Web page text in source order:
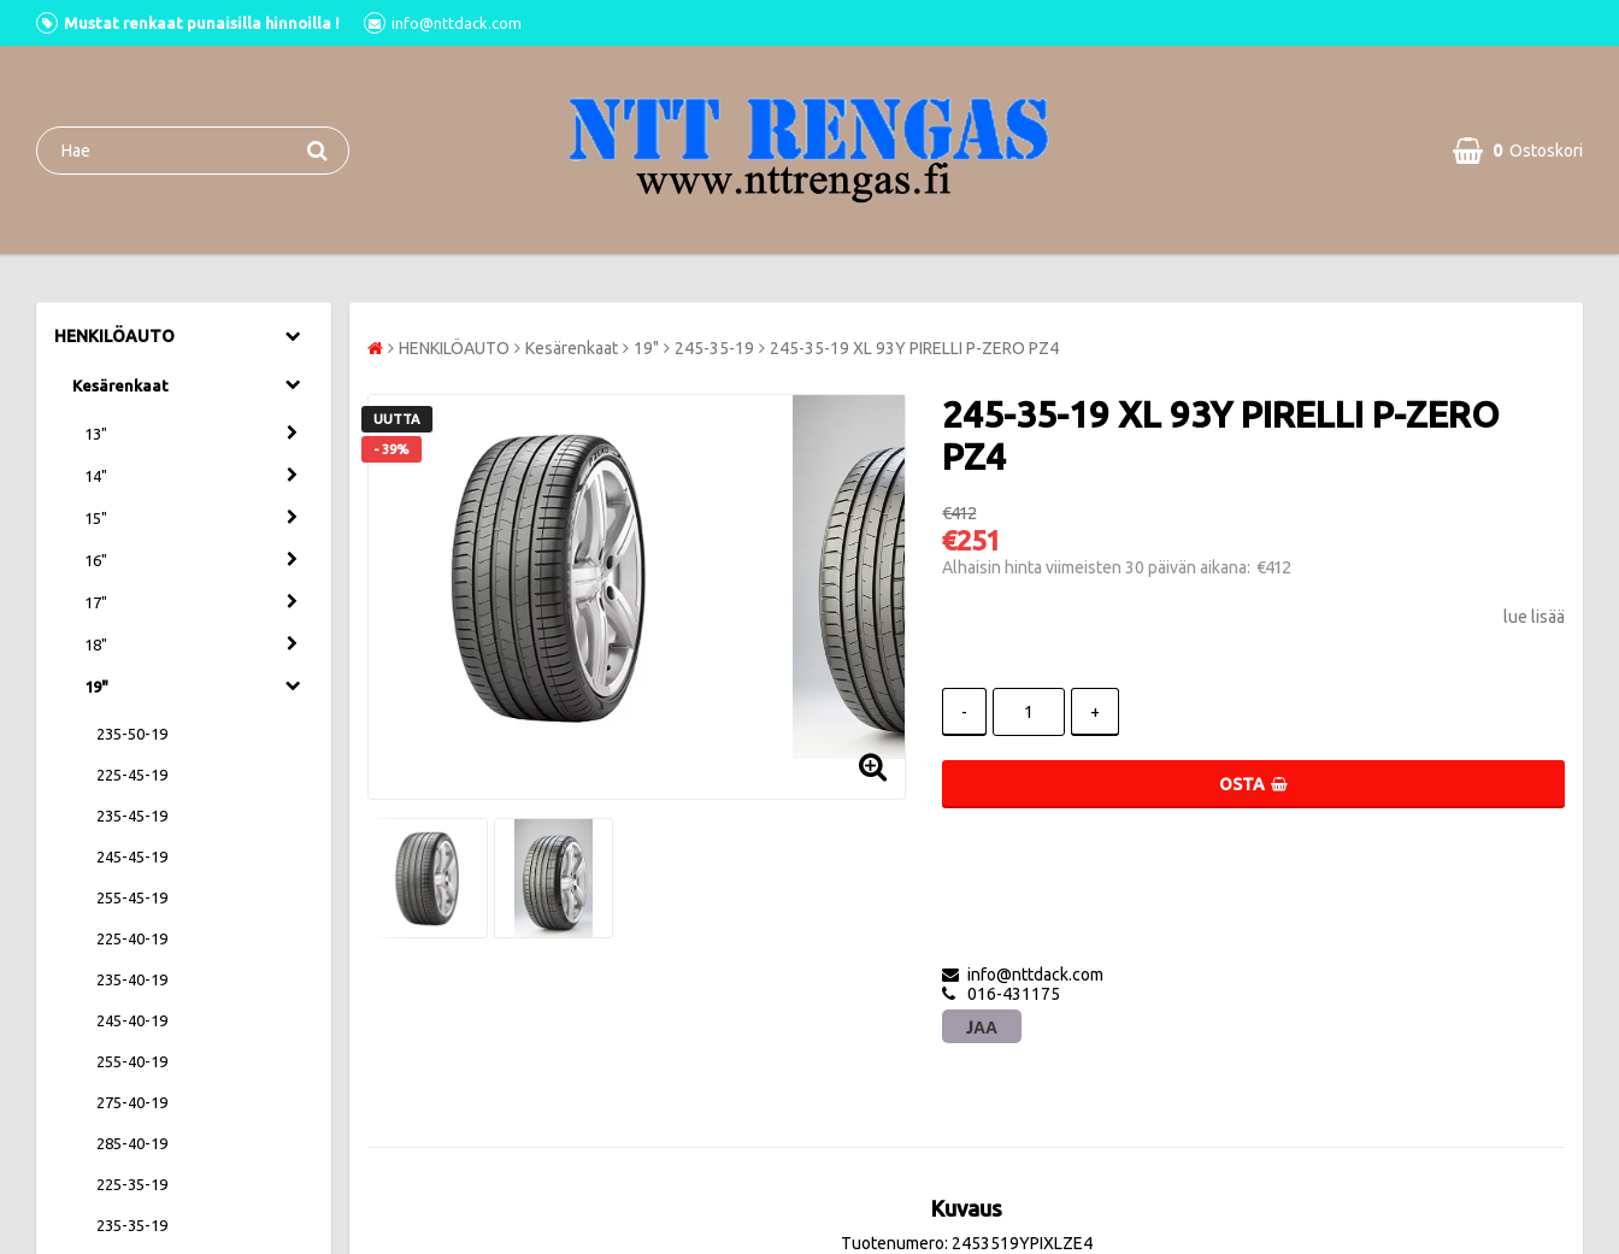
Mustat renkaat punaisilla hinnoilla ! info@nttdack.com
0 Ostoskori
HENKILÖAUTO
Kesärenkaat
13"
14"
15"
16"
17"
18"
19"
235-50-19
225-45-19
235-45-19
245-45-19
255-45-19
225-40-19
235-40-19
245-40-19
255-40-19
275-40-19
285-40-19
225-35-19
235-35-19
HENKILÖAUTO Kesärenkaat 19" 245-35-19 245-35-19 XL 93Y PIRELLI P-ZERO PZ4
UUTTA
- 39%
245-35-19 XL 93Y PIRELLI P-ZERO
PZ4
€412
€251
Alhaisin hinta viimeisten 30 päivän aikana €412
lue lisää
- +
OSTA
info@nttdack.com
016-431175
JAA
Kuvaus
Tuotenumero: 2453519YPIXLZE4